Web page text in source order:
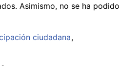
Asimismo, no se ha podido
ciudadana